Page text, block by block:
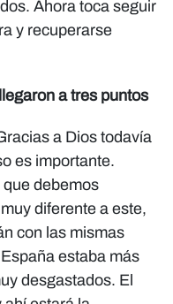
Ahora toca seguir
y recuperarse
a tres puntos​​​​​
a Dios todavía
es importante.
debemos
diferente a este,
con las mismas
estaba más
desgastados. El